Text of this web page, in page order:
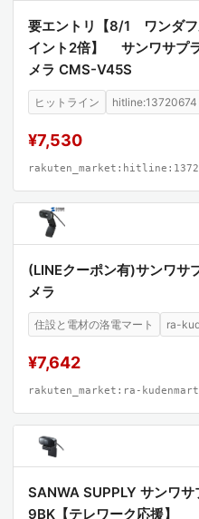
要エントリ【8/1 ワンダ
イント2倍】 サンワサプ
メラ CMS-V45S
ヒットライン hitline:13720674
¥7,530
(LINEクーポン有)サンワサ
メラ
住設と電材の洛電マート ra-
¥7,642
rakuten_market:ra-
SANWA SUPPLY サンワ
9BK【テレワーク応援】